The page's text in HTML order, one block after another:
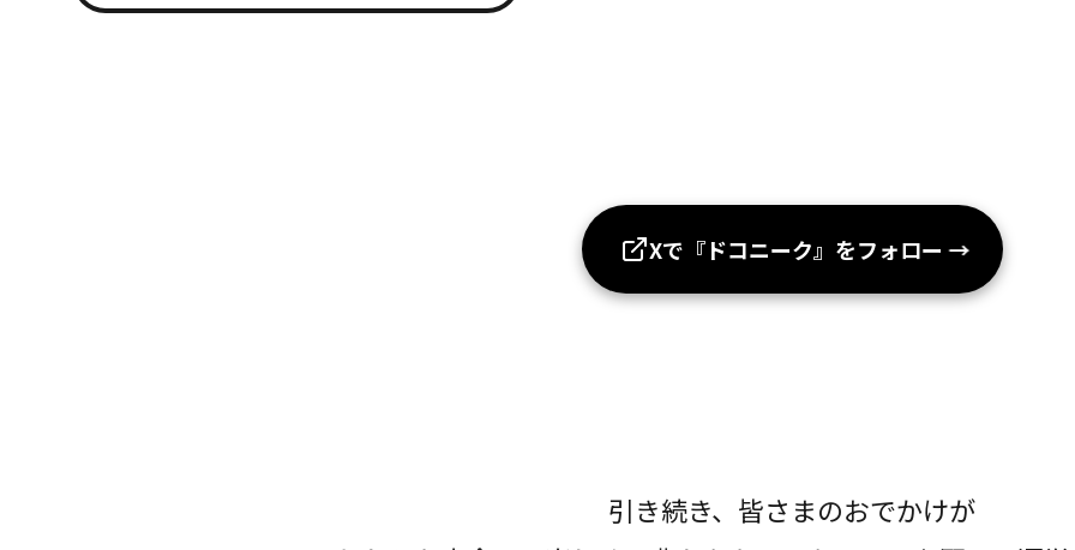
Xで『ドコニーク』をフォロー →
引き続き、皆さまのおでかけが